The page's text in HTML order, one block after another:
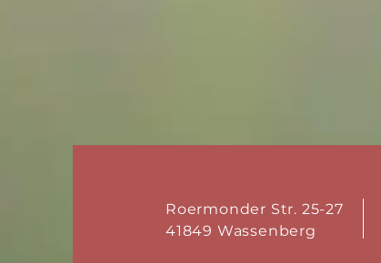
Roermonder Str. 25-27
41849 Wassenberg